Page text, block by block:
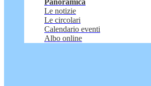
Panoramica
Le notizie
Le circolari
Calendario eventi
Albo online